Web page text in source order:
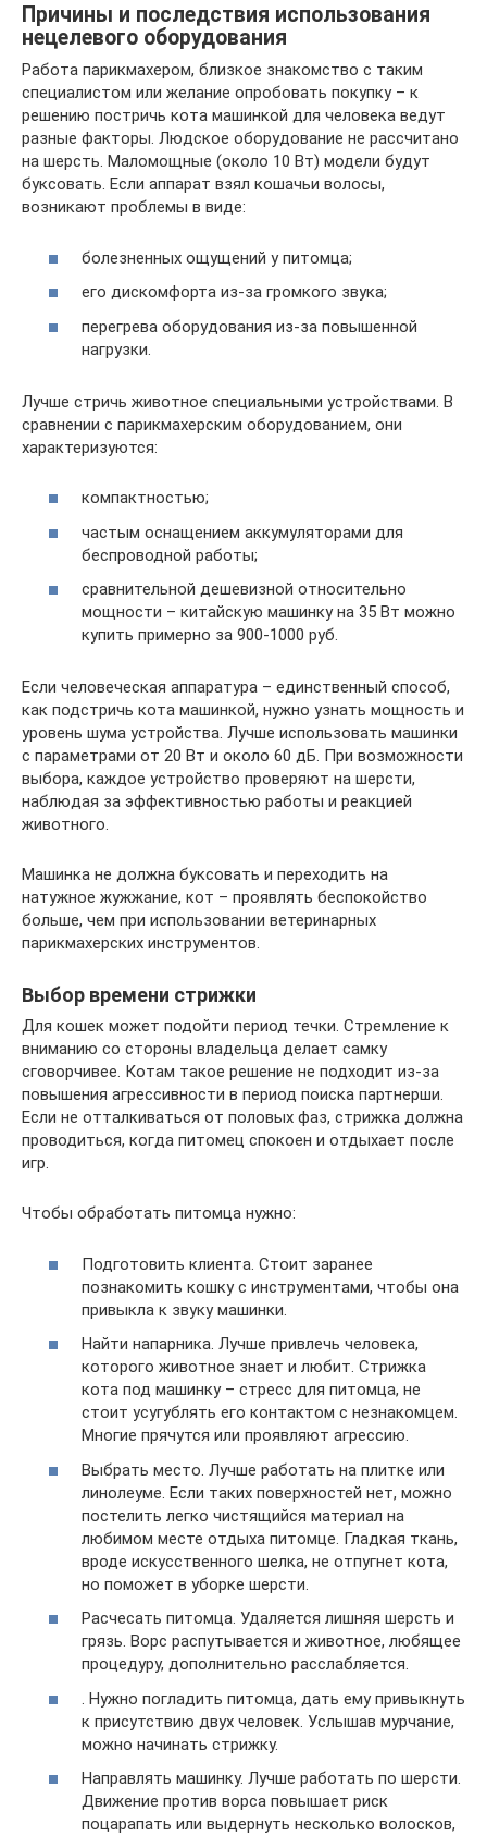
Причины и последствия использования
нецелевого оборудования
Работа парикмахером, близкое знакомство с таким
специалистом или желание опробовать покупку – к
решению постричь кота машинкой для человека ведут
разные факторы. Людское оборудование не рассчитано
на шерсть. Маломощные (около 10 Вт) модели будут
буксовать. Если аппарат взял кошачьи волосы,
возникают проблемы в виде:
болезненных ощущений у питомца;
его дискомфорта из-за громкого звука;
перегрева оборудования из-за повышенной
нагрузки.
Лучше стричь животное специальными устройствами. В
сравнении с парикмахерским оборудованием, они
характеризуются:
компактностью;
частым оснащением аккумуляторами для
беспроводной работы;
сравнительной дешевизной относительно
мощности – китайскую машинку на 35 Вт можно
купить примерно за 900-1000 руб.
Если человеческая аппаратура – единственный способ,
как подстричь кота машинкой, нужно узнать мощность и
уровень шума устройства. Лучше использовать машинки
с параметрами от 20 Вт и около 60 дБ. При возможности
выбора, каждое устройство проверяют на шерсти,
наблюдая за эффективностью работы и реакцией
животного.
Машинка не должна буксовать и переходить на
натужное жужжание, кот – проявлять беспокойство
больше, чем при использовании ветеринарных
парикмахерских инструментов.
Выбор времени стрижки
Для кошек может подойти период течки. Стремление к
вниманию со стороны владельца делает самку
сговорчивее. Котам такое решение не подходит из-за
повышения агрессивности в период поиска партнерши.
Если не отталкиваться от половых фаз, стрижка должна
проводиться, когда питомец спокоен и отдыхает после
игр.
Чтобы обработать питомца нужно:
Подготовить клиента. Стоит заранее
познакомить кошку с инструментами, чтобы она
привыкла к звуку машинки.
Найти напарника. Лучше привлечь человека,
которого животное знает и любит. Стрижка
кота под машинку – стресс для питомца, не
стоит усугублять его контактом с незнакомцем.
Многие прячутся или проявляют агрессию.
Выбрать место. Лучше работать на плитке или
линолеуме. Если таких поверхностей нет, можно
постелить легко чистящийся материал на
любимом месте отдыха питомце. Гладкая ткань,
вроде искусственного шелка, не отпугнет кота,
но поможет в уборке шерсти.
Расчесать питомца. Удаляется лишняя шерсть и
грязь. Ворс распутывается и животное, любящее
процедуру, дополнительно расслабляется.
. Нужно погладить питомца, дать ему привыкнуть
к присутствию двух человек. Услышав мурчание,
можно начинать стрижку.
Направлять машинку. Лучше работать по шерсти.
Движение против ворса повышает риск
поцарапать или выдернуть несколько волосков,